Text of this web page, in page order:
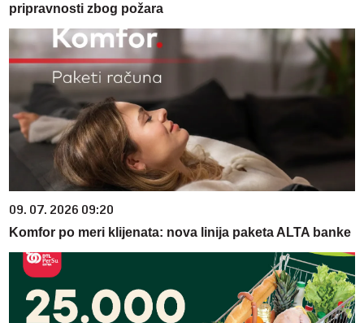
pripravnosti zbog požara
09. 07. 2026 09:20
Komfor po meri klijenata: nova linija paketa ALTA banke